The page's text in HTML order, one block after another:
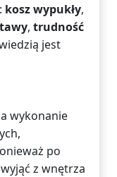
kosz wypukły,
, trudność
jest
wykonanie
po
z wnętrza